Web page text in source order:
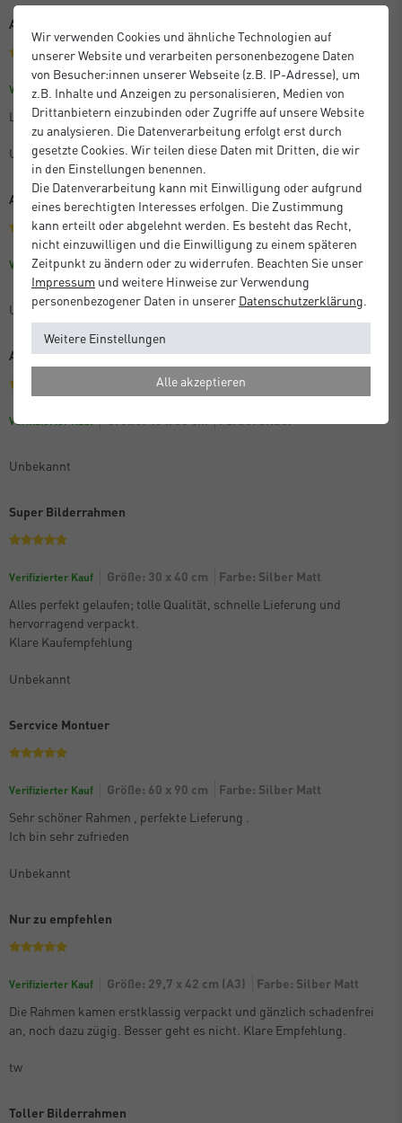
Alles bestens
Verifizierter Kauf Größe: 40 x 50 cm
Farbe: Silber
Lieferung kam schnell. Artikel alles bestens
Unbekannt
Alles bestens
Verifizierter Kauf Größe: 40 x 50 cm Farbe: Silber
Unbekannt
Alles prima
Verifizierter Kauf
Unbekannt
Super Bilderrahmen
Verifizierter Kauf Größe: 30 x 40 cm
Farbe: Silber Matt
Alles perfekt gelaufen; tolle Qualität, schnelle Lieferung und
hervorragend verpackt.
Klare Kaufempfehlung
Unbekannt
Sercvice Montuer
Verifizierter Kauf Größe: 60 x 90 cm
Farbe: Silber Matt
Sehr schöner Rahmen , perfekte Lieferung .
Ich bin sehr zufrieden
Unbekannt
Nur zu empfehlen
Verifizierter Kauf Größe: 29,7 x 42 cm (A3)
Farbe: Silber Matt
Die Rahmen kamen erstklassig verpackt und gänzlich schadenfrei
an, noch dazu zügig. Besser geht es nicht. Klare Empfehlung.
tw
Toller Bilderrahmen
Wir verwenden Cookies und ähnliche Technologien auf
unserer Website und verarbeiten personenbezogene Daten
von Besucher:innen unserer Webseite (z.B. IP-Adresse), um
z.B. Inhalte und Anzeigen zu personalisieren, Medien von
Drittanbietern einzubinden oder Zugriffe auf unsere Website
zu analysieren. Die Datenverarbeitung erfolgt erst durch
gesetzte Cookies. Wir teilen diese Daten mit Dritten, die wir
in den Einstellungen benennen.
Die Datenverarbeitung kann mit Einwilligung oder aufgrund
eines berechtigten Interesses erfolgen. Die Zustimmung
kann erteilt oder abgelehnt werden. Es besteht das Recht,
nicht einzuwilligen und die Einwilligung zu einem späteren
Zeitpunkt zu ändern oder zu widerrufen. Beachten Sie unser
Impressum und weitere Hinweise zur Verwendung
personenbezogener Daten in unserer Daten­schutz­erklärung
Weitere Einstellungen
Alle akzeptieren